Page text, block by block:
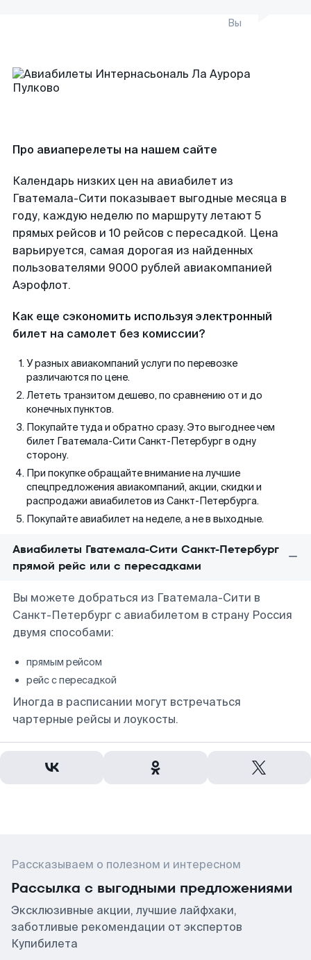
Вы
Про авиаперелеты на нашем сайте
Календарь низких цен на авиабилет из
Гватемала-Сити показывает выгодные месяца в
году, каждую неделю по маршруту летают 5
прямых рейсов и 10 рейсов с пересадкой. Цена
варьируется, самая дорогая из найденных
пользователями 9000 рублей авиакомпанией
Аэрофлот.
Как еще сэкономить используя электронный
билет на самолет без комиссии?
У разных авиакомпаний услуги по перевозке
различаются по цене.
Лететь транзитом дешево, по сравнению от и до
конечных пунктов.
Покупайте туда и обратно сразу. Это выгоднее чем
билет Гватемала-Сити Санкт-Петербург в одну
сторону.
При покупке обращайте внимание на лучшие
спецпредложения авиакомпаний, акции, скидки и
распродажи авиабилетов из Санкт-Петербурга.
Покупайте авиабилет на неделе, а не в выходные.
Авиабилеты Гватемала-Сити Санкт-Петербург
прямой рейс или с пересадками
Вы можете добраться из Гватемала-Сити в
Санкт-Петербург с авиабилетом в страну Россия
двумя способами:
прямым рейсом
рейс с пересадкой
Иногда в расписании могут встречаться
чартерные рейсы и лоукосты.
Рассказываем о полезном и интересном
Рассылка с выгодными предложениями
Эксклюзивные акции, лучшие лайфхаки,
заботливые рекомендации от экспертов
Купибилета